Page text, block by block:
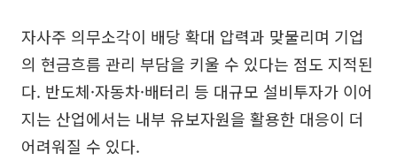
자사주 의무소각이 배당 확대 압력과 맞물리며 기업
의 현금흐름 관리 부담을 키울 수 있다는 점도 지적된
다. 반도체·자동차·배터리 등 대규모 설비투자가 이어
지는 산업에서는 내부 유보자원을 활용한 대응이 더
어려워질 수 있다.